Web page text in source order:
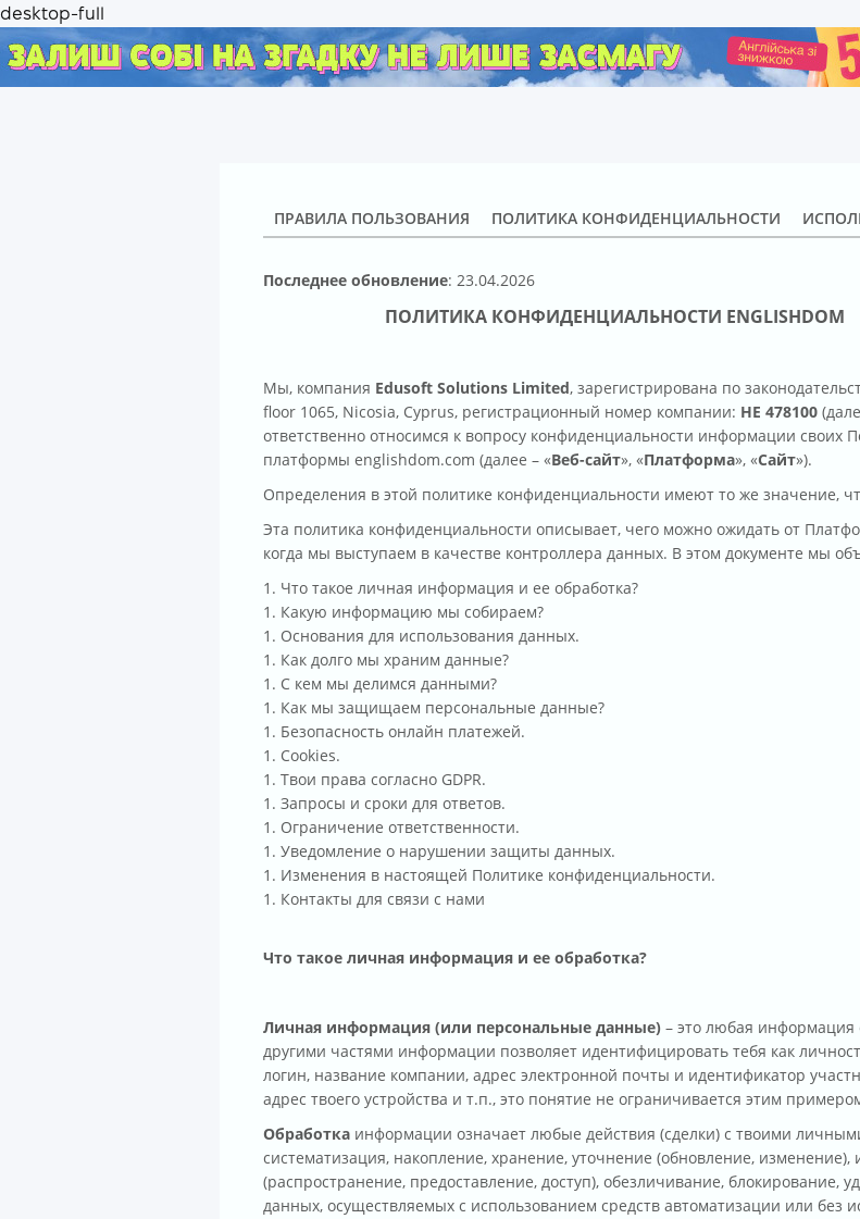
.
ПРАВИЛА ПОЛЬЗОВАНИЯ ПОЛИТИКА КОНФИДЕНЦИАЛЬНОСТИ
Последнее обновление: 23.04.2026
ПОЛИТИКА КОНФИДЕНЦИАЛЬНОСТИ ENGLISHDOM
Мы, компания Edusoft Solutions Limited, зарегистрирована по
floor 1065, Nicosia, Cyprus, регистрационный номер компании: HE 478100
ответственно относимся к вопросу конфиденциальности информации своих
платформы englishdom.com (далее – «Веб-сайт», «Платформа», «Сайт»).
Определения в этой политике конфиденциальности имеют то же значение,
Эта политика конфиденциальности описывает, чего можно ожидать от
когда мы выступаем в качестве контроллера данных. В этом документе мы
Что такое личная информация и ее обработка?
Какую информацию мы собираем?
Основания для использования данных.
Как долго мы храним данные?
С кем мы делимся данными?
Как мы защищаем персональные данные?
Безопасность онлайн платежей.
Cookies.
Твои права согласно GDPR.
Запросы и сроки для ответов.
Ограничение ответственности.
Уведомление о нарушении защиты данных.
Изменения в настоящей Политике конфиденциальности.
Контакты для связи с нами
Что такое личная информация и ее обработка?
Личная информация (или персональные данные) – это любая информация
другими частями информации позволяет идентифицировать тебя как
логин, название компании, адрес электронной почты и идентификатор
адрес твоего устройства и т.п., это понятие не ограничивается этим
Обработка информации означает любые действия (сделки) с твоими
систематизация, накопление, хранение, уточнение (обновление,
(распространение, предоставление, доступ), обезличивание, блокирование,
данных, осуществляемых с использованием средств автоматизации или без